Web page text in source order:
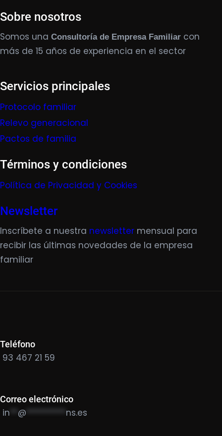
Sobre nosotros
Somos una Consultoría de Empresa Familiar con
más de 15 años de experiencia en el sector
Servicios principales
Protocolo familiar
Relevo generacional
Pactos de familia
Términos y condiciones
Política de Privacidad y Cookies
Newsletter
Inscríbete a nuestra newsletter mensual para
recibir las últimas novedades de la empresa
familiar
Teléfono
93 467 21 59
Correo electrónico
in @ ********** ns.es